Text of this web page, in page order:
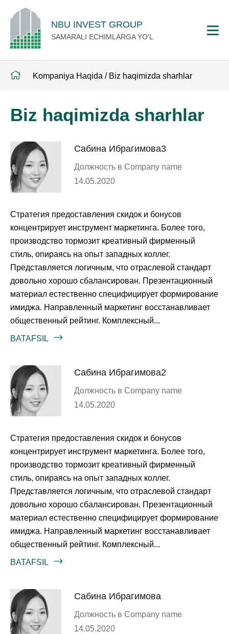
NBU INVEST GROUP
SAMARALI ECHIMLARGA YO'L
Kompaniya Haqida / Biz haqimizda sharhlar
Biz haqimizda sharhlar
Сабина Ибрагимова3
Должность в Company name
14.05.2020
Стратегия предоставления скидок и бонусов
концентрирует инструмент маркетинга. Более того,
производство тормозит креативный фирменный
стиль, опираясь на опыт западных коллег.
Представляется логичным, что отраслевой стандарт
довольно хорошо сбалансирован. Презентационный
материал естественно специфицирует формирование
имиджа. Направленный маркетинг восстанавливает
общественный рейтинг. Комплексный...
BATAFSIL
Сабина Ибрагимова2
Должность в Company name
14.05.2020
Стратегия предоставления скидок и бонусов
концентрирует инструмент маркетинга. Более того,
производство тормозит креативный фирменный
стиль, опираясь на опыт западных коллег.
Представляется логичным, что отраслевой стандарт
довольно хорошо сбалансирован. Презентационный
материал естественно специфицирует формирование
имиджа. Направленный маркетинг восстанавливает
общественный рейтинг. Комплексный...
BATAFSIL
Сабина Ибрагимова
Должность в Company name
14.05.2020